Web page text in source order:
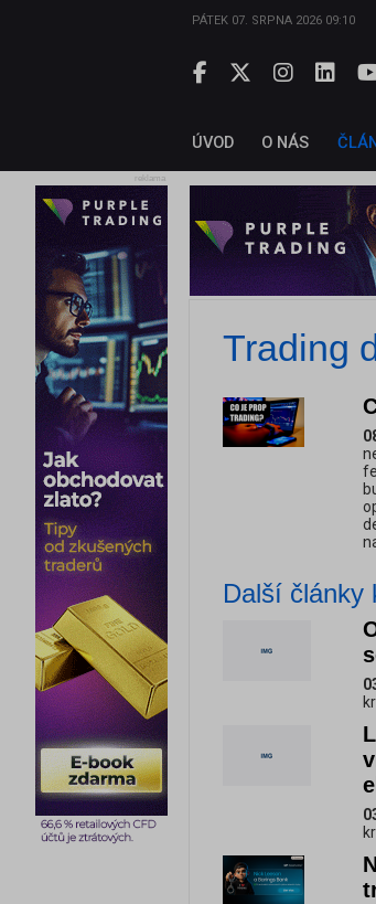
PÁTEK 07. SRPNA 2026 09:10
ÚVOD O NÁS
reklama
Trading
Další články